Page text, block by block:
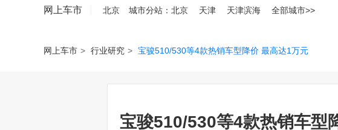
网上车市 北京 城市分站： 北京 天津 天津滨海 全部城市>>
网上车市 > 行业研究 > 宝骏510/530等4款热销车型降价 最高达1万元
宝骏510/530等4款热销车型